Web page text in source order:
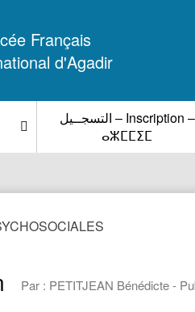
Français
d'Agadir
التسجــيل – Inscription –
ⴰⵣⵎⵎⵉⵎ
Par : PETITJEAN Bénédicte -